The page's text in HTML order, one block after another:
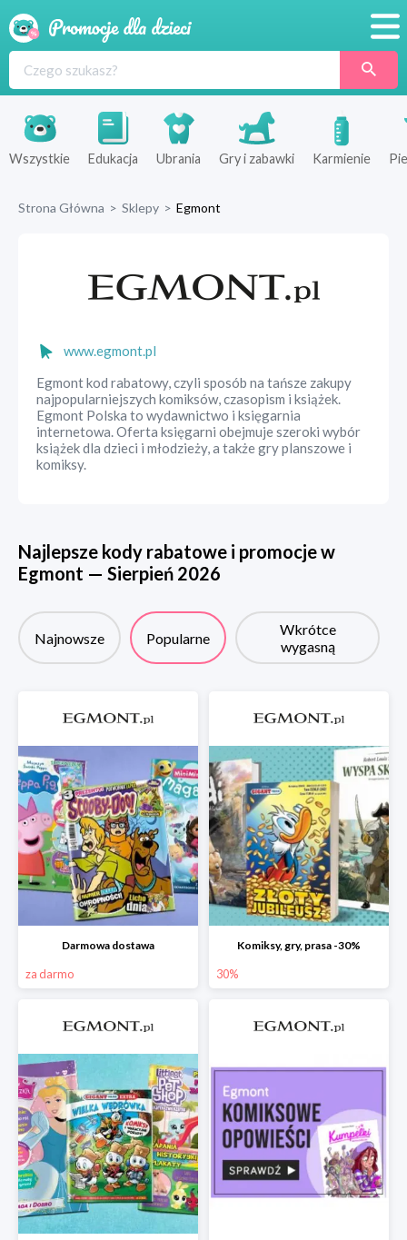
Produkty
Sklepy
Wszystkie Edukacja Ubrania Gry i zabawki Karmienie
Strona Główna > Sklepy > Egmont
www.egmont.pl
Egmont kod rabatowy, czyli sposób na tańsze zakupy
najpopularniejszych komiksów, czasopism i książek.
Egmont Polska to wydawnictwo i księgarnia
internetowa. Oferta księgarni obejmuje szeroki wybór
książek dla dzieci i młodzieży, a także gry planszowe i
komiksy.
Najlepsze kody rabatowe i promocje w
Egmont — Sierpień 2026
Najnowsze Popularne
Wkrótce
wygasną
Darmowa dostawa
za darmo
Komiksy, gry, prasa -30%
30%